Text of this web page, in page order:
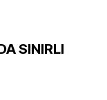
SINIRLI